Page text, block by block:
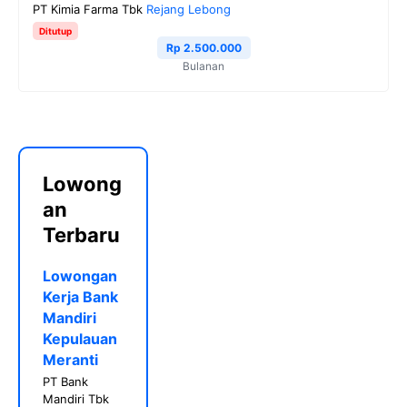
PT Kimia Farma Tbk Rejang Lebong
Ditutup
Rp 2.500.000
Bulanan
Lowong
an
Terbaru
Lowongan
Kerja Bank
Mandiri
Kepulauan
Meranti
PT Bank
Mandiri Tbk